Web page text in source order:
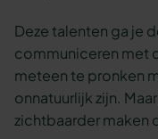
Deze talenten ga je
communiceren met
meteen te pronken
onnatuurlijk zijn.
zichtbaarder maken